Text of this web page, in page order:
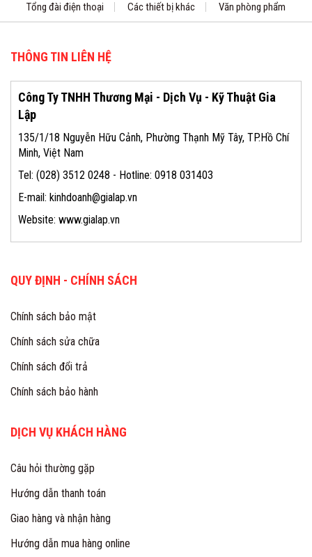
Tổng đài điện thoại
Các thiết bị khác Văn phòng phẩm
THÔNG TIN LIÊN HỆ
Công Ty TNHH Thương Mại - Dịch Vụ - Kỹ Thuật Gia
Lập
135/1/18 Nguyễn Hữu Cảnh, Phường Thạnh Mỹ Tây, TP.Hồ Chí
Minh, Việt Nam
Tel: (028) 3512 0248 - Hotline: 0918 031403
E-mail: kinhdoanh@gialap.vn
Website: www.gialap.vn
QUY ĐỊNH - CHÍNH SÁCH
Chính sách bảo mật
Chính sách sửa chữa
Chính sách đổi trả
Chính sách bảo hành
DỊCH VỤ KHÁCH HÀNG
Câu hỏi thường gặp
Hướng dẫn thanh toán
Giao hàng và nhận hàng
Hướng dẫn mua hàng online